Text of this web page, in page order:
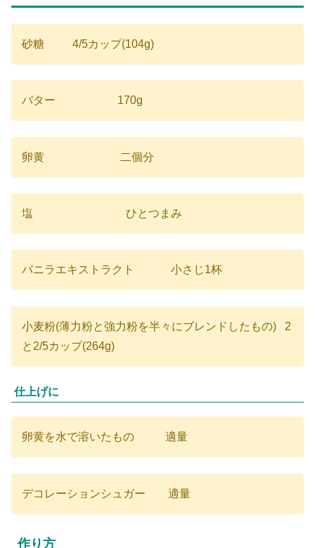
砂糖 4/5カップ(104g)
バター 170g
卵黄 二個分
塩 ひとつまみ
バニラエキストラクト 小さじ1杯
小麦粉(薄力粉と強力粉を半々にブレンドしたもの) 2
と2/5カップ(264g)
仕上げに
卵黄を水で溶いたもの 適量
デコレーションシュガー 適量
作り方